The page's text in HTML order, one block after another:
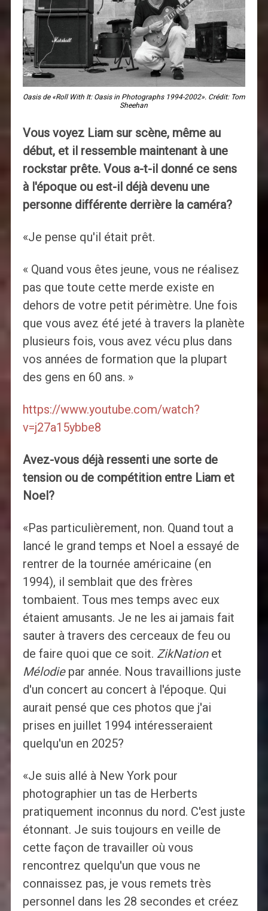
Oasis de «Roll With It: Oasis in Photographs 1994-2002». Crédit: Tom
Sheehan
Vous voyez Liam sur scène, même au
début, et il ressemble maintenant à une
rockstar prête. Vous a-t-il donné ce sens
à l'époque ou est-il déjà devenu une
personne différente derrière la caméra?
«Je pense qu'il était prêt.
« Quand vous êtes jeune, vous ne réalisez
pas que toute cette merde existe en
dehors de votre petit périmètre. Une fois
que vous avez été jeté à travers la planète
plusieurs fois, vous avez vécu plus dans
vos années de formation que la plupart
des gens en 60 ans. »
https://www.youtube.com/watch?
v=j27a15ybbe8
Avez-vous déjà ressenti une sorte de
tension ou de compétition entre Liam et
Noel?
«Pas particulièrement, non. Quand tout a
lancé le grand temps et Noel a essayé de
rentrer de la tournée américaine (en
1994), il semblait que des frères
tombaient. Tous mes temps avec eux
étaient amusants. Je ne les ai jamais fait
sauter à travers des cerceaux de feu ou
de faire quoi que ce soit. ZikNationet
Mélodiepar année. Nous travaillions juste
d'un concert au concert à l'époque. Qui
aurait pensé que ces photos que j'ai
prises en juillet 1994 intéresseraient
quelqu'un en 2025?
«Je suis allé à New York pour
photographier un tas de Herberts
pratiquement inconnus du nord. C'est juste
étonnant. Je suis toujours en veille de
cette façon de travailler où vous
rencontrez quelqu'un que vous ne
connaissez pas, je vous remets très
personnel dans les 28 secondes et créez